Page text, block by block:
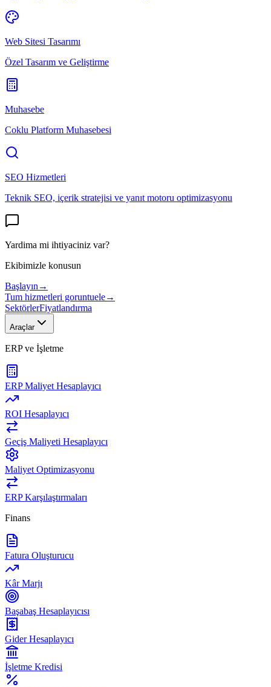
Web Sitesi Tasarımı
Özel Tasarım ve Geliştirme
Muhasebe
Coklu Platform Muhasebesi
SEO Hizmetleri
Teknik SEO, içerik stratejisi ve yanıt motoru optimizasyonu
Yardima mi ihtiyaciniz var?
Ekibimizle konusun
Başlayın →
Tum hizmetleri goruntuele→
SektörlerFiyatlandırma
Araçlar
ERP ve İşletme
ERP Maliyet Hesaplayıcı
ROI Hesaplayıcı
Geçiş Maliyeti Hesaplayıcı
Maliyet Optimizasyonu
ERP Karşılaştırmaları
Finans
Fatura Oluşturucu
Kâr Marjı
Başabaş Hesaplayıcısı
Gider Hesaplayıcı
İşletme Kredisi